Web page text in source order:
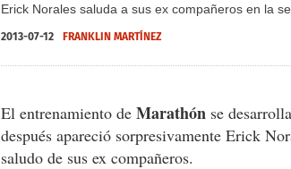
Erick Norales saluda a sus ex compañeros en la
2013-07-12 FRANKLIN MARTÍNEZ
El entrenamiento de Marathón se
después apareció sorpresivamente Erick
saludo de sus ex compañeros.